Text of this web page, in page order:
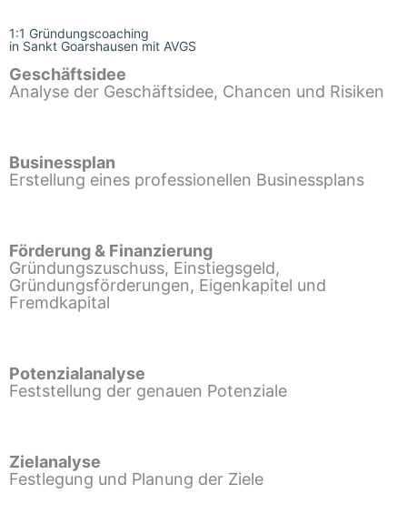
1:1 Gründungscoaching
in Sankt Goarshausen mit AVGS
Geschäftsidee
Analyse der Geschäftsidee, Chancen und Risiken
Businessplan
Erstellung eines professionellen Businessplans
Förderung & Finanzierung
Gründungszuschuss, Einstiegsgeld,
Gründungsförderungen, Eigenkapitel und
Fremdkapital
Potenzialanalyse
Feststellung der genauen Potenziale
Zielanalyse
Festlegung und Planung der Ziele